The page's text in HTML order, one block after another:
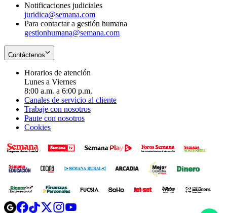
Notificaciones judiciales
juridica@semana.com
Para contactar a gestión humana
gestionhumana@semana.com
Contáctenos
Horarios de atención
Lunes a Viernes
8:00 a.m. a 6:00 p.m.
Canales de servicio al cliente
Trabaje con nosotros
Paute con nosotros
Cookies
OpensOpensOpensOpens